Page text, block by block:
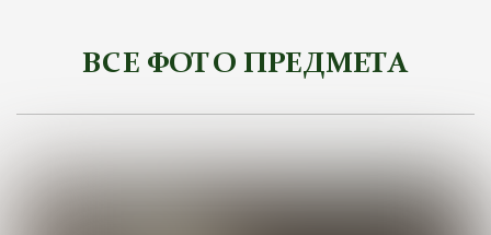
ВСЕ ФОТО ПРЕДМЕТА